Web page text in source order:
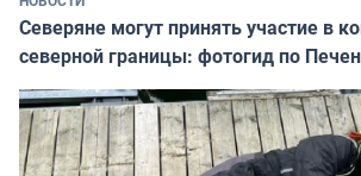
Северяне могут принять участие в
северной границы: фотогид по